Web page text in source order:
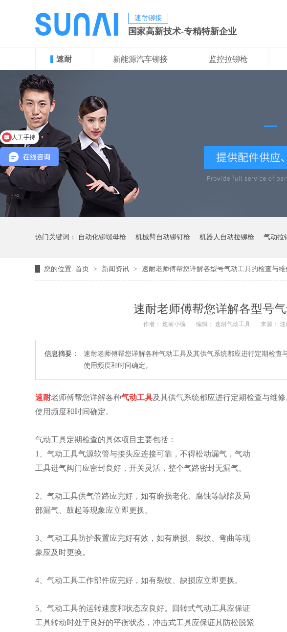
速耐铆接
国家高新技术-专精特新企业
速耐 新能源汽车铆接 监控拉铆枪
热门关键词： 自动化铆螺母枪 机械臂自动铆钉枪 机器人自动拉铆枪 气动拉
您的位置: 首页 > 新闻资讯 > 速耐老师傅帮您详解各型号气动工具的检查与维
速耐老师傅帮您详解各型号
作者： 速耐小编 编辑： 速耐气动工具 来源： 速
信息摘要：
速耐老师傅帮您详解各种气动工具及其供气系统都应进行定期检查
使用频度和时间确定。
速耐老师傅帮您详解各种气动工具及其供气系统都应进行定期检查与维
使用频度和时间确定。
气动工具定期检查的具体项目主要包括：
1、气动工具气源软管与接头应连接可靠，不得松动漏气，气动
工具进气阀门应密封良好，开关灵活，整个气路密封无漏气。
2、气动工具供气管路应完好，如有磨损老化、腐蚀等缺陷及局
部漏气、鼓起等现象应立即更换。
3、气动工具防护装置应完好有效，如有磨损、裂纹、弯曲等现
象应及时更换。
4、气动工具工作部件应完好，如有裂纹、缺损应立即更换。
5、气动工具的运转速度和状态应良好。回转式气动工具应保证
工具转动时处于良好的平衡状态，冲击式工具应保证其防松脱紧
人工手持